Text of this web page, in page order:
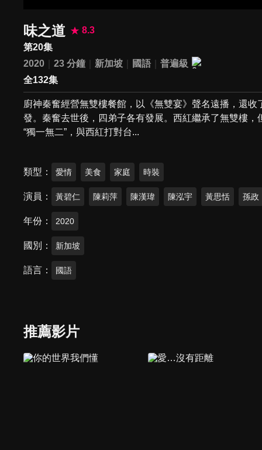
味之道
8.3
第20集
2020
23 分鐘 新加坡 國語
普遍級
全132集
廚神秦奮經營無雙樓餐館，以《無雙宴》聲名遠播，還
發。秦奮去世後，四弟子各有發展。西紅繼承了無雙樓
“獨一無二”，與西紅打對台...
類型 愛情 美食 家庭 時裝
演員 黃碧仁 陳莉萍 陳漢瑋 陳泓宇 黃思恬 孫政
年份 2020
國別 新加坡
語言 國語
推薦影片